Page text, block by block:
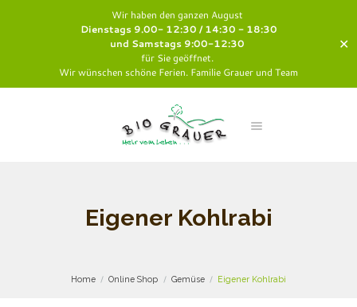
Wir haben den ganzen August
Dienstags 9.00- 12:30 / 14:30 - 18:30
und Samstags 9:00-12:30
für Sie geöffnet.
Wir wünschen schöne Ferien. Familie Grauer und Team
✕
Eigener Kohlrabi
Home Online Shop Gemüse Eigener Kohlrabi